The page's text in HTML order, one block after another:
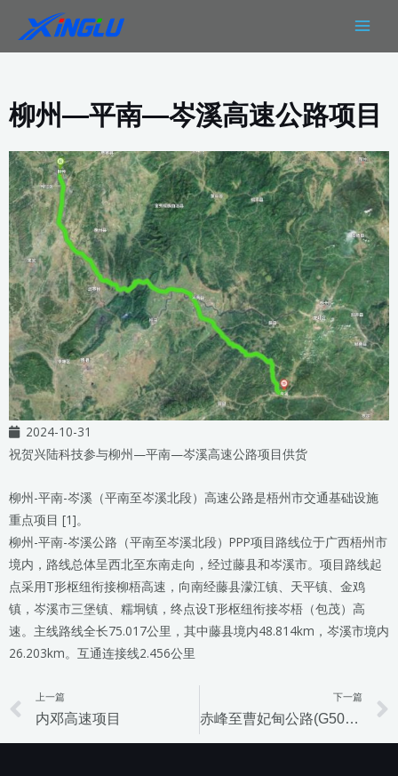
内
柳州—平南—岑溪高速公路项目
2024-10-31
祝贺兴陆科技参与柳州—平南—岑溪高速公路项目供货
柳州-平南-岑溪（平南至岑溪北段）高速公路是梧州市交通基础设施
重点项目 [1]。
柳州-平南-岑溪公路（平南至岑溪北段）PPP项目路线位于广西梧州市
境内，路线总体呈西北至东南走向，经过藤县和岑溪市。项目路线起
点采用T形枢纽衔接柳梧高速，向南经藤县濛江镇、天平镇、金鸡
镇，岑溪市三堡镇、糯垌镇，终点设T形枢纽衔接岑梧（包茂）高
速。主线路线全长75.017公里，其中藤县境内48.814km，岑溪市境内
26.203km。互通连接线2.456公里
Prev
上一篇
内邓高速项目
下一篇
赤峰至曹妃甸公路(G508)滦州至青坨营段机电提升工程项目